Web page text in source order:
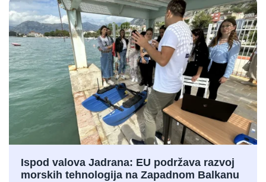
Ispod valova Jadrana: EU podržava razvoj
morskih tehnologija na Zapadnom Balkanu